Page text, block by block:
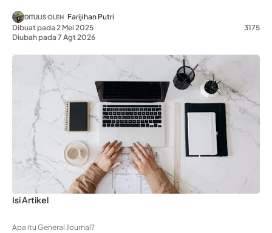
DITULIS OLEH Farijihan Putri
Dibuat pada 2 Mei 2025
Diubah pada 7 Agt 2026
3175
Isi Artikel
Apa itu General Journal?